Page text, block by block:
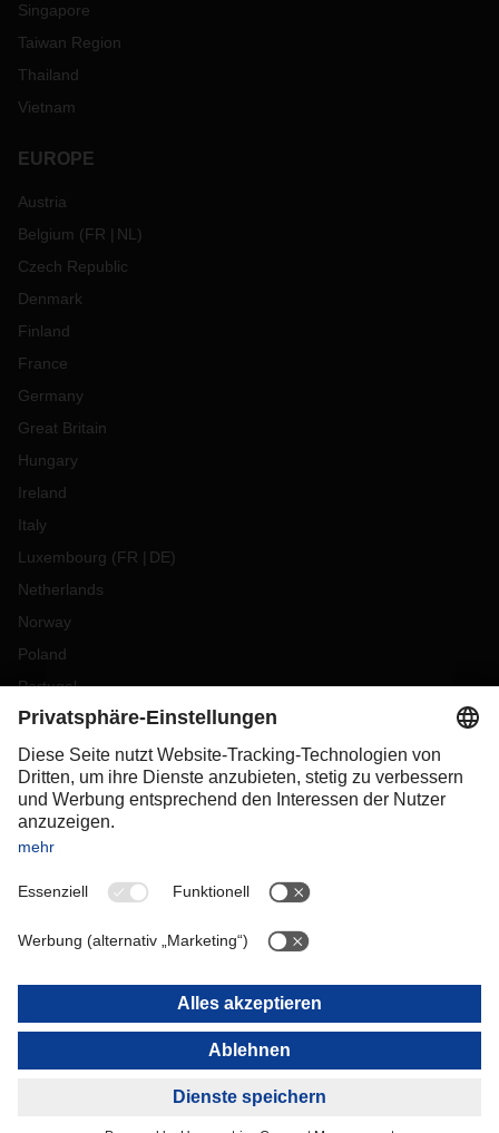
Singapore
Taiwan Region
Thailand
Vietnam
EUROPE
Austria
Belgium (FR NL )
Czech Republic
Denmark
Finland
France
Germany
Great Britain
Hungary
Ireland
Italy
Luxembourg (FR DE)
Netherlands
Norway
Poland
Portugal
Romania
Slovakia
Spain
Sweden
Switzerland
OCEANIA